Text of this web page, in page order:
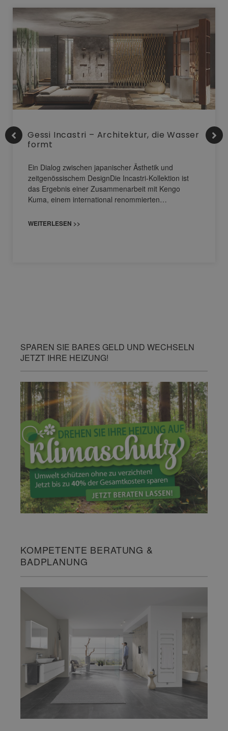
Gessi Incastri – Architektur, die Wasser
formt
Ein Dialog zwischen japanischer Ästhetik und
zeitgenössischem DesignDie Incastri-Kollektion ist
das Ergebnis einer Zusammenarbeit mit Kengo
Kuma, einem international renommierten…
WEITERLESEN >>
SPAREN SIE BARES GELD UND WECHSELN
JETZT IHRE HEIZUNG!
KOMPETENTE BERATUNG &
BADPLANUNG